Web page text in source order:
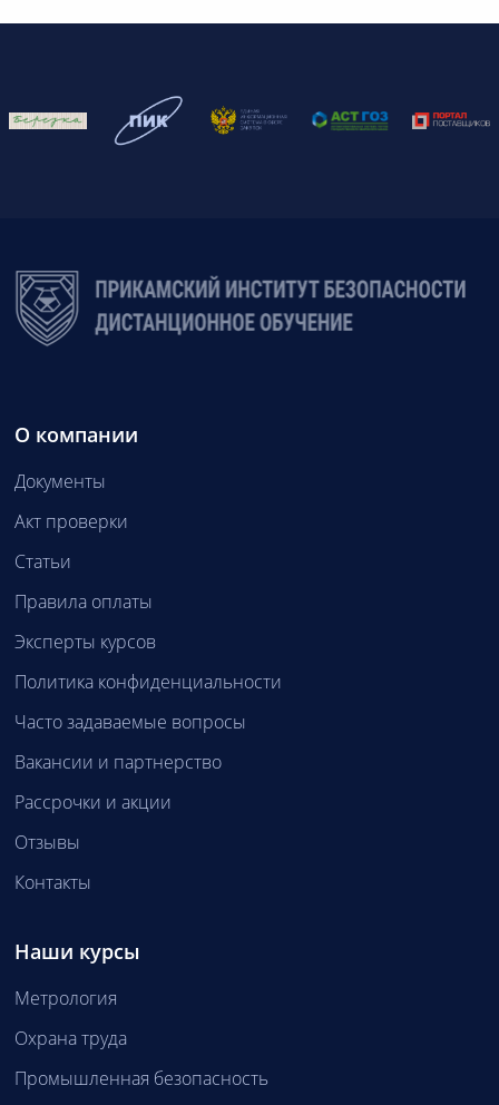
О компании
Документы
Акт проверки
Статьи
Правила оплаты
Эксперты курсов
Политика конфиденциальности
Часто задаваемые вопросы
Вакансии и партнерство
Рассрочки и акции
Отзывы
Контакты
Наши курсы
Метрология
Охрана труда
Промышленная безопасность